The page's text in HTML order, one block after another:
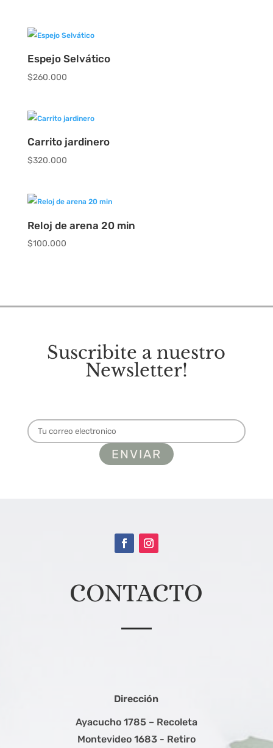
Espejo Selvático
$260.000
Carrito jardinero
$320.000
Reloj de arena 20 min
$100.000
Suscribite a nuestro
Newsletter!
CONTACTO
Dirección
Ayacucho 1785 – Recoleta
Montevideo 1683 - Retiro